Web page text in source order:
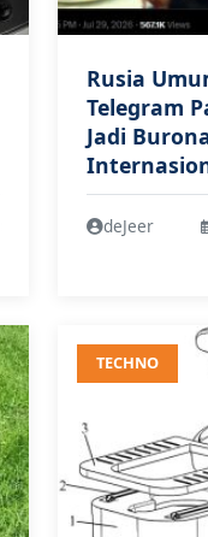
Rusia
Telegram
Jadi
deJeer
TECHNO